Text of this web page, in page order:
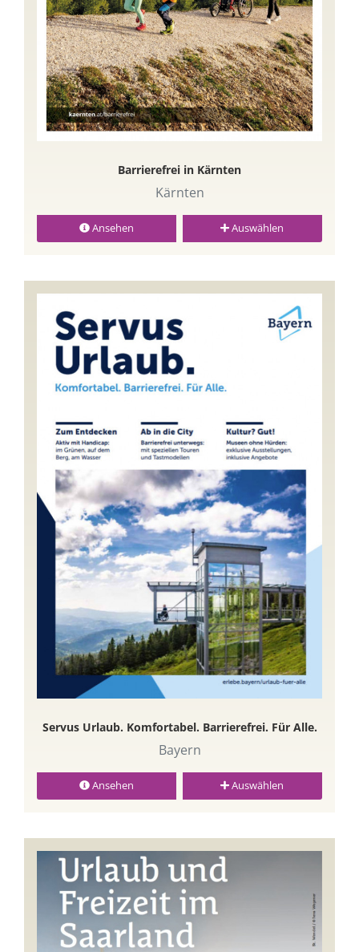
Barrierefrei in Kärnten
Kärnten
Ansehen Auswählen
Servus Urlaub. Komfortabel. Barrierefrei. Für Alle.
Bayern
Ansehen Auswählen